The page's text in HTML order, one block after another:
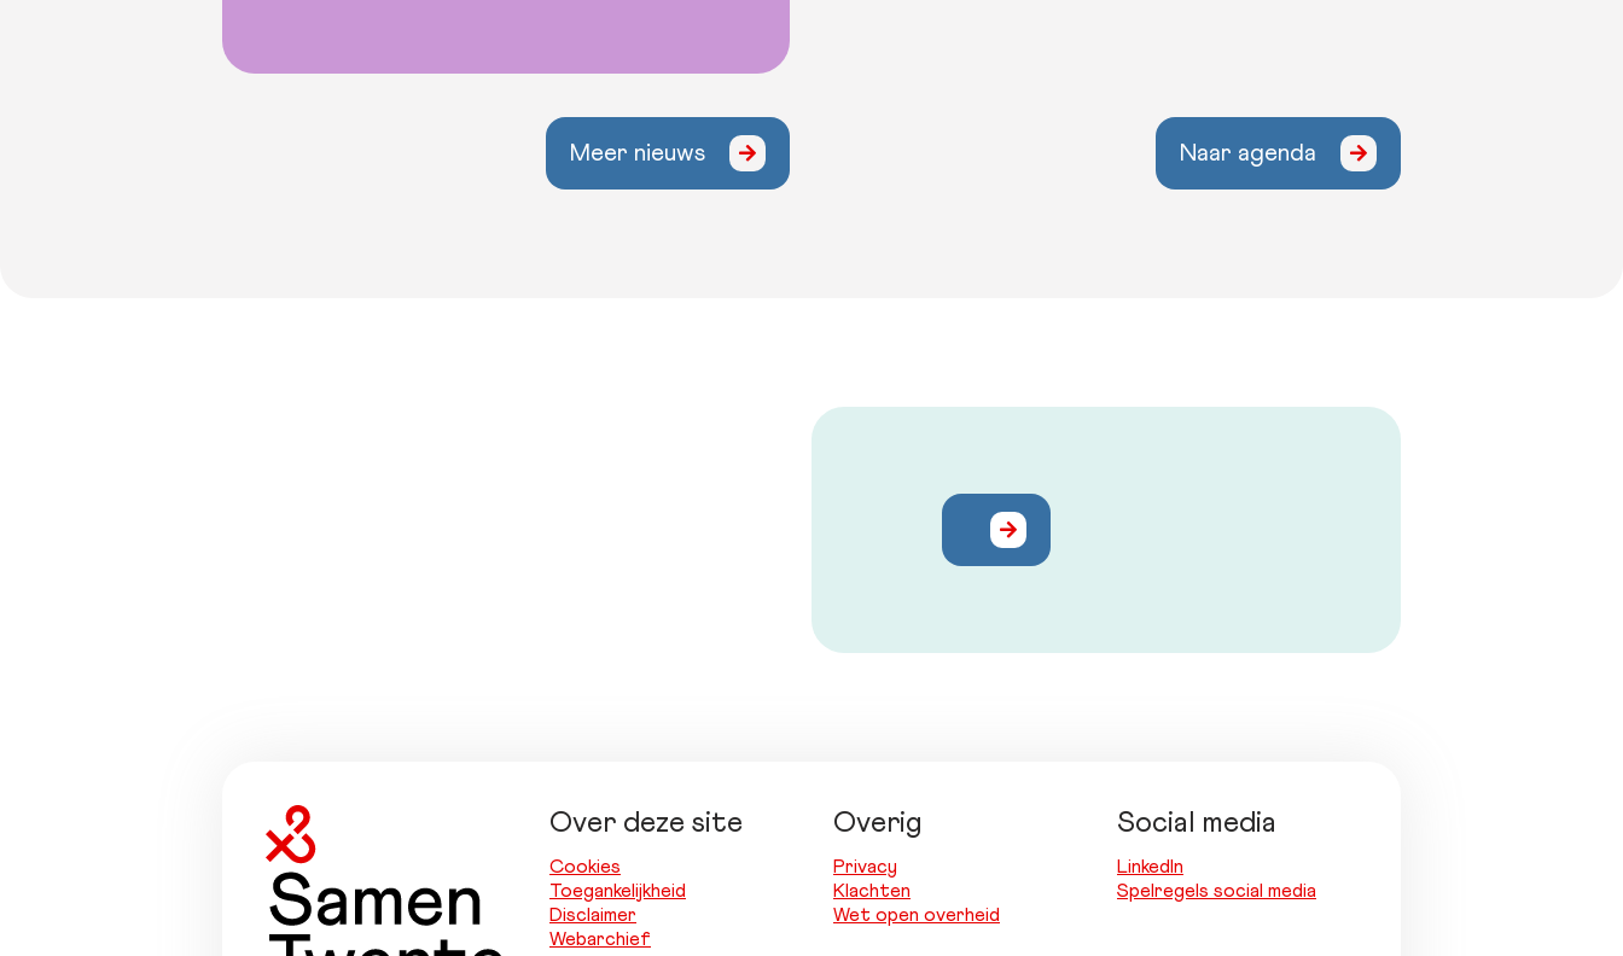
Meer nieuws Naar agenda
Over deze site
Cookies
Toegankelijkheid
Disclaimer
Webarchief
Overig
Privacy
Klachten
Wet open overheid
Social media
LinkedIn
Spelregels social media